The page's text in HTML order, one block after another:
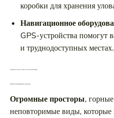
коробки для хранения
Навигационное
GPS-устройства помогут
и труднодоступных местах.
Преимущества отдыха на Енисее для любителей природы
Живописные пейзажи и уникальные ландшафты
Огромные просторы,
неповторимые виды, которые